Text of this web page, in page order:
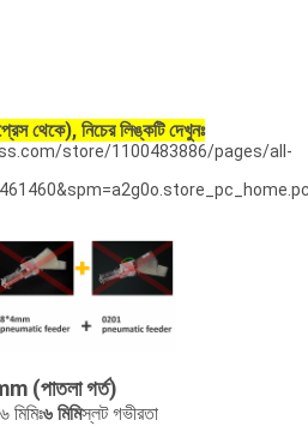
থেকে), নিচের লিঙ্কটি দেখুনঃ
store/1100483886/pages/all-
(পাতলা গর্ত)
মিমিঃ৬ মিমিস্লট গভীরতা